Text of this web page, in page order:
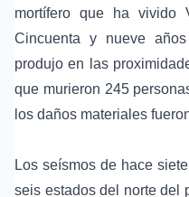
mortífero que ha vivido
Cincuenta y nueve
produjo en las
que murieron 245
los daños materiales
Los seísmos de hace
seis estados del norte del